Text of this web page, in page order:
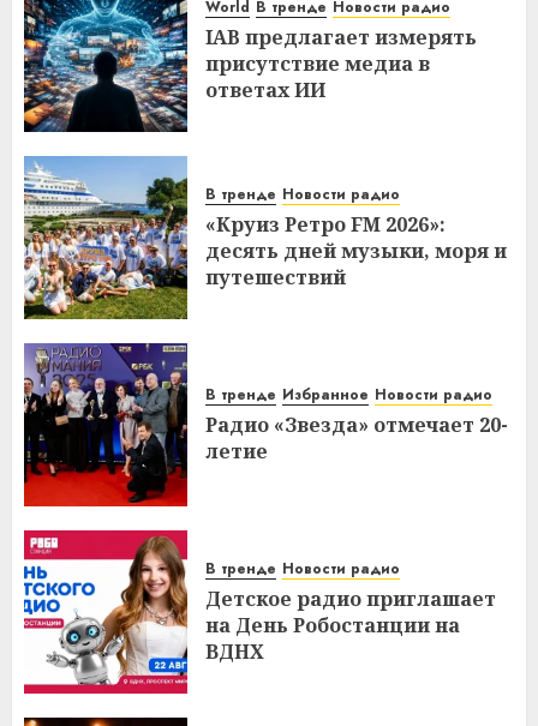
World В тренде Новости радио
IAB предлагает измерять
присутствие медиа в
ответах ИИ
В тренде Новости радио
«Круиз Ретро FM 2026»:
десять дней музыки, моря и
путешествий
В тренде Избранное Новости радио
Радио «Звезда» отмечает 20-
летие
В тренде Новости радио
Детское радио приглашает
на День Робостанции на
ВДНХ